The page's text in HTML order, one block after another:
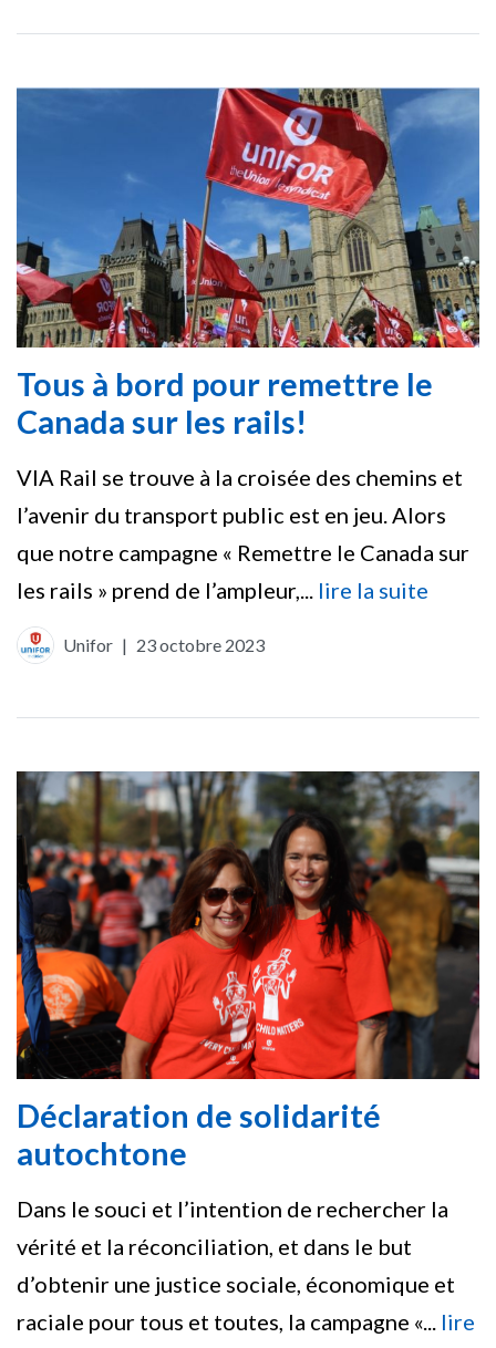
Tous à bord pour remettre le
Canada sur les rails!
VIA Rail se trouve à la croisée des chemins et
l’avenir du transport public est en jeu. Alors
que notre campagne « Remettre le Canada sur
les rails » prend de l’ampleur,... lire la suite
Unifor | 23 octobre 2023
Déclaration de solidarité
autochtone
Dans le souci et l’intention de rechercher la
vérité et la réconciliation, et dans le but
d’obtenir une justice sociale, économique et
raciale pour tous et toutes, la campagne «... lire